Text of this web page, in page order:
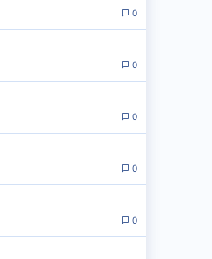
0
0
0
0
0